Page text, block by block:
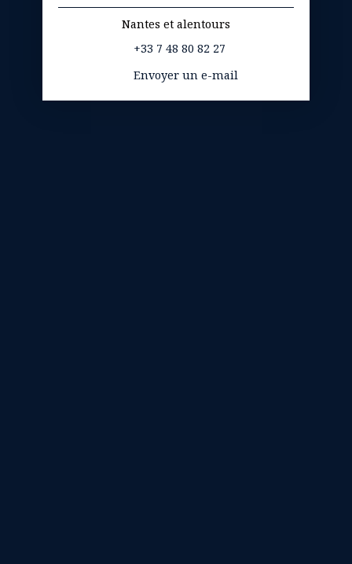
Nantes et alentours
+33 7 48 80 82 27
Envoyer un e-mail